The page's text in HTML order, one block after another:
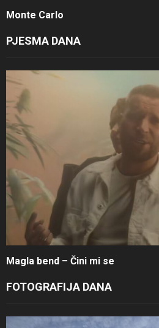
Monte Carlo
PJESMA DANA
Magla bend – Čini mi se
FOTOGRAFIJA DANA